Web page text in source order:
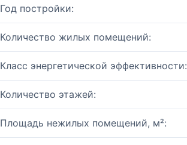
Год постройки:
Количество жилых помещений:
Класс энергетической эффективности:
Количество этажей:
Площадь нежилых помещений, м²: